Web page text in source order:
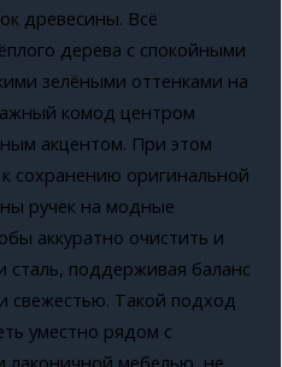
древесины. Всё
дерева с спокойными
зелёными оттенками на
комод центром
акцентом. При этом
сохранению оригинальной
ручек на модные
аккуратно очистить и
сталь, поддерживая баланс
свежестью. Такой подход
уместно рядом с
лаконичной мебелью, не